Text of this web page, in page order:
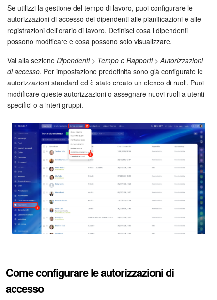
CoPilot: IA in Bitrix24
Feed
Messenger
Collab
Calendario
Bitrix24 Drive
Webmail
Gruppi di lavoro
Incarichi e progetti
Progetti IA
Prenotazione online
Contact Center
Se utilizzi la gestione del tempo di lavoro, puoi configurare le
autorizzazioni di accesso dei dipendenti alle pianificazioni e alle
registrazioni dell'orario di lavoro. Definisci cosa i dipendenti
possono modificare e cosa possono solo visualizzare.
Vai alla sezione Dipendenti > Tempo e Rapporti > Autorizzazioni
di accesso. Per impostazione predefinita sono già configurate le
autorizzazioni standard ed è stato creato un elenco di ruoli. Puoi
modificare queste autorizzazioni o assegnare nuovi ruoli a utenti
specifici o a interi gruppi.
Come configurare le autorizzazioni di
accesso